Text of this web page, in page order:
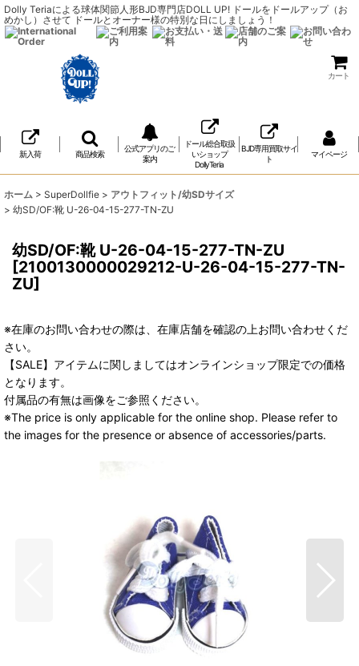
Dolly Teriaによる球体関節人形BJD専門店DOLL UP! ドールをドールアップ（お
めかし）させて ドールとオーナー様の特別な日にしましょう！
カート
新入荷 商品検索
公式アプリのご
案内
ドール総合取扱
いショップ
DollyTeria
BJD専用買取サイ
ト
マイページ
ホーム > SuperDollfie > アウトフィット/幼SDサイズ
> 幼SD/OF:靴 U-26-04-15-277-TN-ZU
幼SD/OF:靴 U-26-04-15-277-TN-ZU
[2100130000029212-U-26-04-15-277-TN-
ZU]
※在庫のお問い合わせの際は、在庫店舗を確認の上お問い合わせくだ
さい。
【SALE】アイテムに関しましてはオンラインショップ限定での価格
となります。
付属品の有無は画像をご参照ください。
※The price is only applicable for the online shop. Please refer to
the images for the presence or absence of accessories/parts.